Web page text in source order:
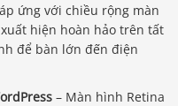
ứng với chiều rộng màn
hiện hoàn hảo trên tất
để bàn lớn đến điện
– Màn hình Retina